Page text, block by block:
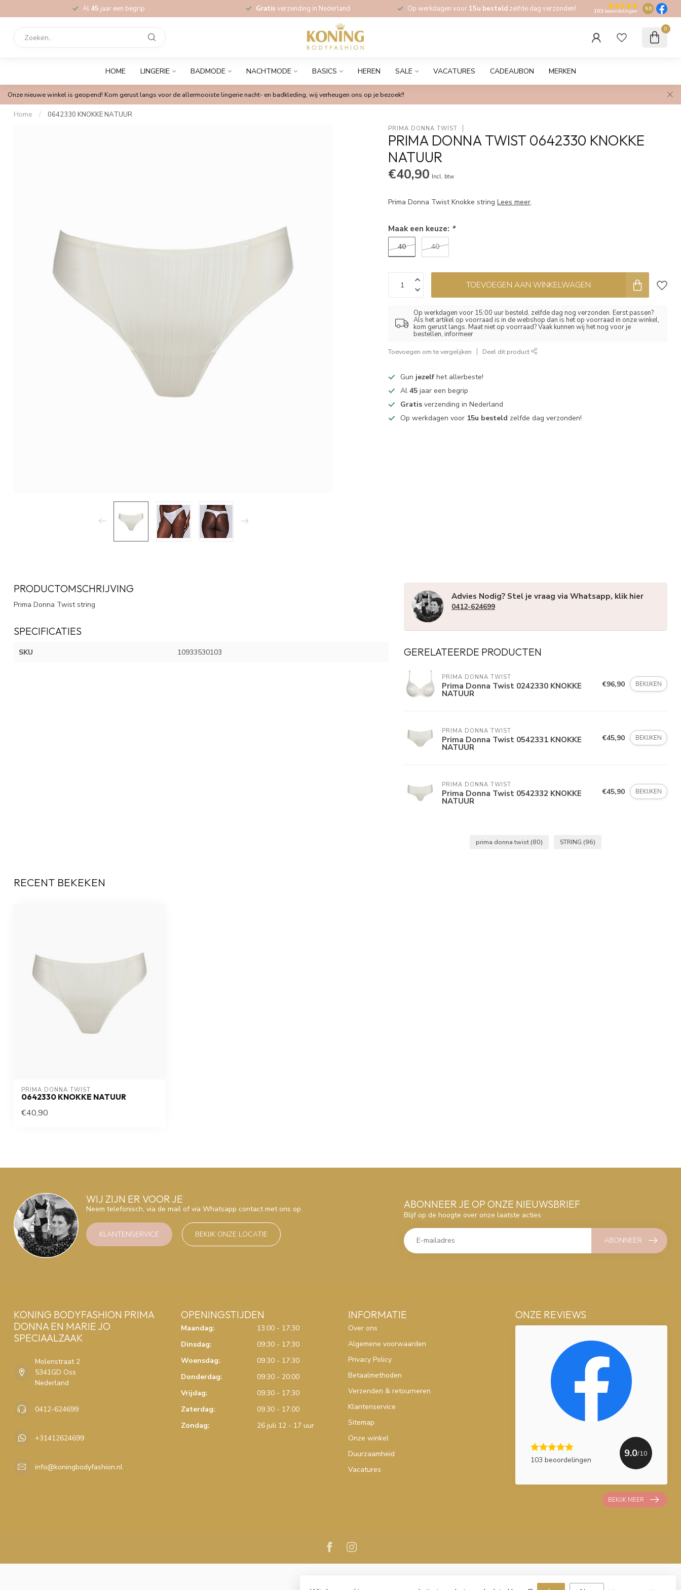
Al 45 jaar een begrip Gratis verzending in Nederland Op werkdagen voor 15u besteld zelfde dag verzonden! 103 beoordelingen 9.0
0
HOME LINGERIE BADMODE NACHTMODE BASICS HEREN SALE VACATURES CADEAUBON MERKEN
Onze nieuwe winkel is geopend! Kom gerust langs voor de allermooiste lingerie nacht- en badkleding, wij verheugen ons op je bezoek!!
Home / 0642330 KNOKKE NATUUR
PRIMA DONNA TWIST
PRIMA DONNA TWIST 0642330 KNOKKE
NATUUR
€40,90 Incl. btw
Prima Donna Twist Knokke stringLees meer.
Maak een keuze: *
40 40
TOEVOEGEN AAN WINKELWAGEN
Op werkdagen voor 15:00 uur besteld, zelfde dag nog verzonden. Eerst passen?
Als het artikel op voorraad is in de webshop dan is het op voorraad in onze winkel,
kom gerust langs. Maat niet op voorraad? Vaak kunnen wij het nog voor je
bestellen, informeer
Toevoegen om te vergelijken Deel dit product
Gun jezelf het allerbeste!
Al45 jaar een begrip
Gratis verzending in Nederland
Op werkdagen voor 15u besteld zelfde dag verzonden!
PRODUCTOMSCHRIJVING
Prima Donna Twist string
SPECIFICATIES
SKU 10933530103
Advies Nodig? Stel je vraag via Whatsapp, klik hier
0412-624699
GERELATEERDE PRODUCTEN
PRIMA DONNA TWIST
Prima Donna Twist 0242330 KNOKKE
NATUUR
€96,90 BEKIJKEN
PRIMA DONNA TWIST
Prima Donna Twist 0542331 KNOKKE
NATUUR
€45,90 BEKIJKEN
PRIMA DONNA TWIST
Prima Donna Twist 0542332 KNOKKE
NATUUR
€45,90 BEKIJKEN
prima donna twist (80) STRING (96)
RECENT BEKEKEN
PRIMA DONNA TWIST
0642330 KNOKKE NATUUR
€40,90
WIJ ZIJN ER VOOR JE
Neem telefonisch, via de mail of via Whatsapp contact met ons op
KLANTENSERVICE BEKIJK ONZE LOCATIE
ABONNEER JE OP ONZE NIEUWSBRIEF
Blijf op de hoogte over onze laatste acties
ABONNEER
KONING BODYFASHION PRIMA
DONNA EN MARIE JO
SPECIAALZAAK
Molenstraat 2
5341GD Oss
Nederland
0412-624699
+31412624699
info@koningbodyfashion.nl
OPENINGSTIJDEN
Maandag:
13.00 - 17:30
Dinsdag:
09:30 - 17:30
Woensdag:
09.30 - 17:30
Donderdag:
09:30 - 20:00
Vrijdag:
09:30 - 17:30
Zaterdag:
09.30 - 17.00
Zondag:
26 juli 12 - 17 uur
INFORMATIE
Over ons
Algemene voorwaarden
Privacy Policy
Betaalmethoden
Verzenden & retourneren
Klantenservice
Sitemap
Onze winkel
Duurzaamheid
Vacatures
ONZE REVIEWS
103 beoordelingen
9.0/10
BEKIJK MEER